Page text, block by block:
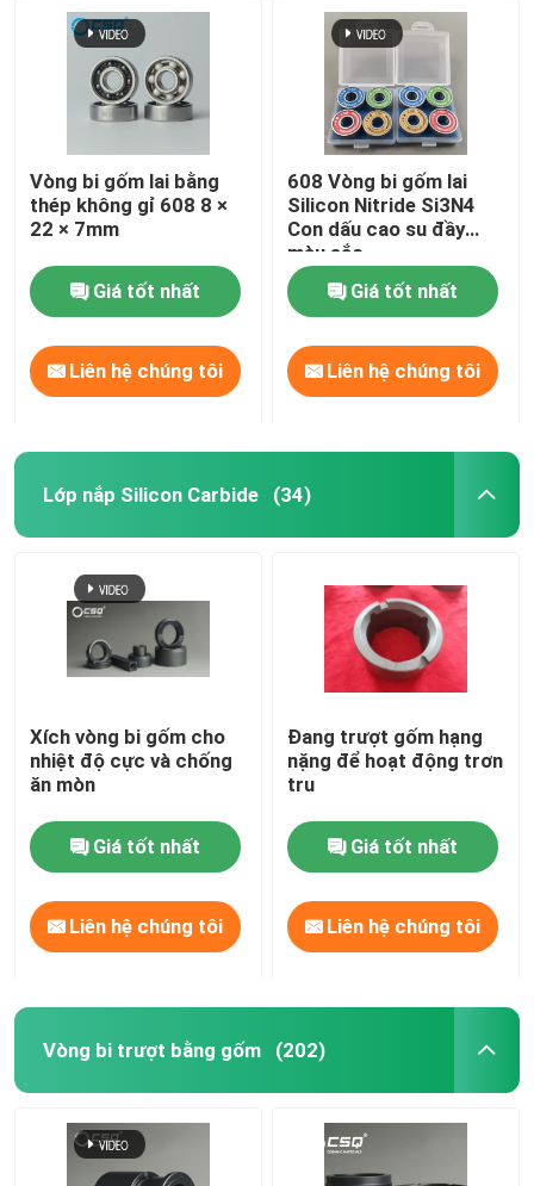
Vòng bi gốm lai bằng
thép không gỉ 608 8 ×
22 × 7mm
Giá tốt nhất
Liên hệ chúng tôi
608 Vòng bi gốm lai
Silicon Nitride Si3N4
Con dấu cao su đầy
màu sắc
Giá tốt nhất
Liên hệ chúng tôi
Lớp nắp Silicon Carbide (34)
Xích vòng bi gốm cho
nhiệt độ cực và chống
ăn mòn
Giá tốt nhất
Liên hệ chúng tôi
Đang trượt gốm hạng
nặng để hoạt động trơn
tru
Giá tốt nhất
Liên hệ chúng tôi
Vòng bi trượt bằng gốm (202)